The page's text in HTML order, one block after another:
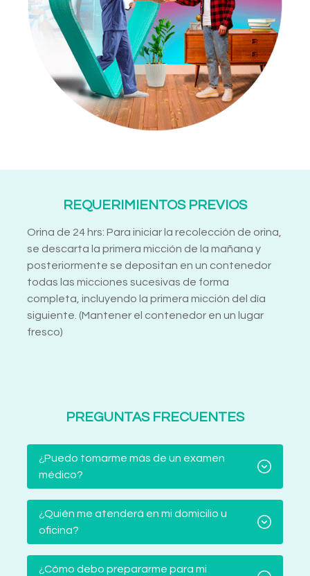
REQUERIMIENTOS PREVIOS
Orina de 24 hrs: Para iniciar la recolección de orina,
se descarta la primera micción de la mañana y
posteriormente se depositan en un contenedor
todas las micciones sucesivas de forma
completa, incluyendo la primera micción del día
siguiente. (Mantener el contenedor en un lugar
fresco)
PREGUNTAS FRECUENTES
¿Puedo tomarme más de un examen
médico?
¿Quién me atenderá en mi domicilio u
oficina?
¿Cómo debo prepararme para mi